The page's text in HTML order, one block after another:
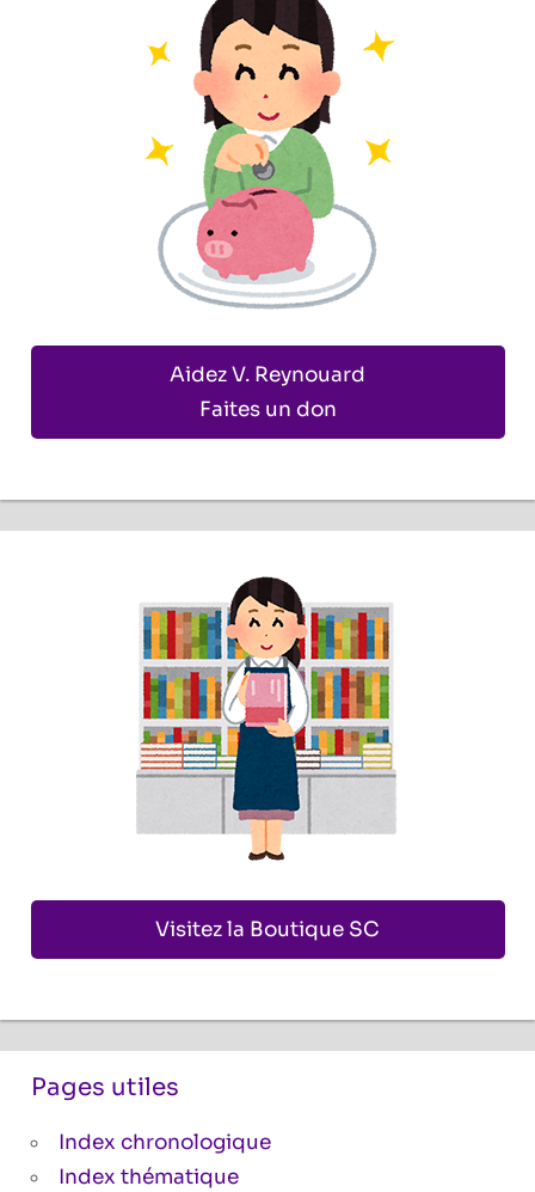
Aidez V. Reynouard
Faites un don
Visitez la Boutique SC
Pages utiles
Index chronologique
Index thématique